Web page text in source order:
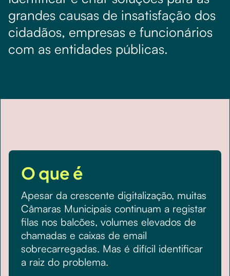
grandes causas de insatisfação dos
cidadãos, empresas e funcionários
com as entidades públicas.
O que é
Apesar da crescente digitalização, muitas
Câmaras Municipais continuam a registar
filas nos balcões, volumes elevados de
chamadas e caixas de email
sobrecarregadas. Mas é difícil identificar
a raiz do problema.